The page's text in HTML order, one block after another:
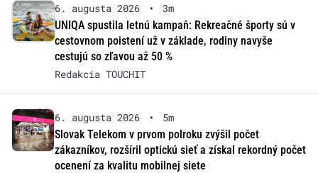
6. augusta 2026 •
3m
UNIQA spustila letnú kampaň: Rekreačné športy sú v
cestovnom poistení už v základe, rodiny navyše
cestujú so zľavou až 50 %
Redakcia TOUCHIT
6. augusta 2026 •
5m
Slovak Telekom v prvom polroku zvýšil počet
zákazníkov, rozšíril optickú sieť a získal rekordný počet
ocenení za kvalitu mobilnej siete